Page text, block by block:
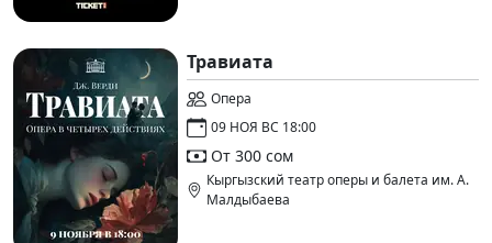
Травиата
Опера
09 НОЯ ВС 18:00
От 300 сом
Кыргызский театр оперы и балета им. А.
Малдыбаева